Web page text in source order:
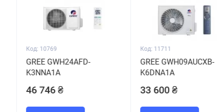
Код: 10769
GREE GWH24AFD-
K3NNA1A
46 746 ₴
Код: 11711
GREE GWH09AUCXB-
K6DNA1A
33 600 ₴